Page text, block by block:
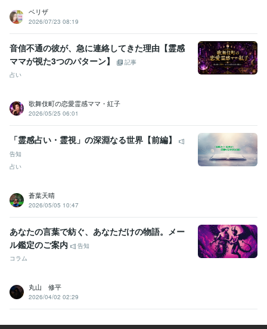
ベリザ
2026/07/23 08:19
音信不通の彼が、急に連絡してきた理由【霊感
ママが視た3つのパターン】
記事
占い
歌舞伎町の恋愛霊感ママ・紅子
2026/05/25 06:01
「霊感占い・霊視」の深淵なる世界【前編】
告知
占い
蒼葉天晴
2026/05/05 10:47
あなたの言葉で紡ぐ、あなただけの物語。メー
ル鑑定のご案内
告知
コラム
丸山 修平
2026/04/02 02:29